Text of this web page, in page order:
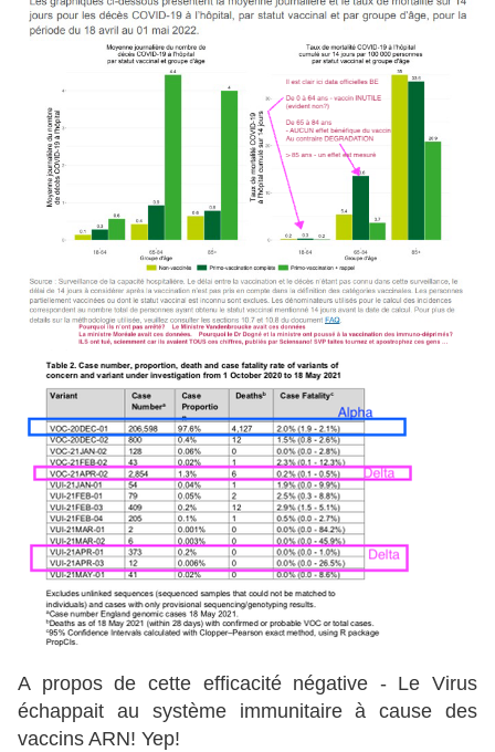
A propos de cette efficacité négative - Le Virus
échappait au système immunitaire à cause des
vaccins ARN! Yep!